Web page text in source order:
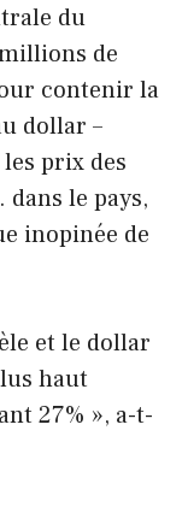
du
de
contenir la
dollar –
prix des
le pays,
inopinée de
et le dollar
haut
27% », a-t-